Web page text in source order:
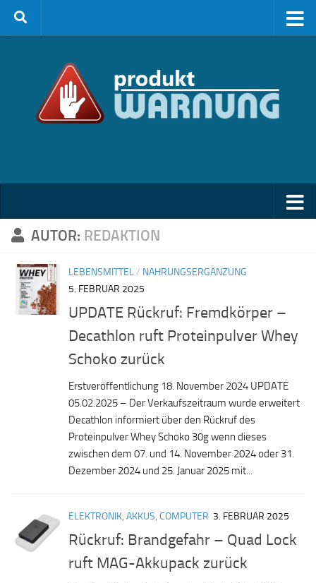
Zum Inhalt springen
AUTOR: REDAKTION
LEBENSMITTEL/ NAHRUNGSERGÄNZUNG
5. FEBRUAR 2025
UPDATE Rückruf: Fremdkörper –
Decathlon ruft Proteinpulver Whey
Schoko zurück
Erstveröffentlichung 18. November 2024 UPDATE
05.02.2025 – Der Verkaufszeitraum wurde erweitert
Decathlon informiert über den Rückruf des
Proteinpulver Whey Schoko 30g wenn dieses
zwischen dem 07. und 14. November 2024 oder 31.
Dezember 2024 und 25. Januar 2025 mit...
ELEKTRONIK, AKKUS, COMPUTER 3. FEBRUAR 2025
Rückruf: Brandgefahr – Quad Lock
ruft MAG-Akkupack zurück